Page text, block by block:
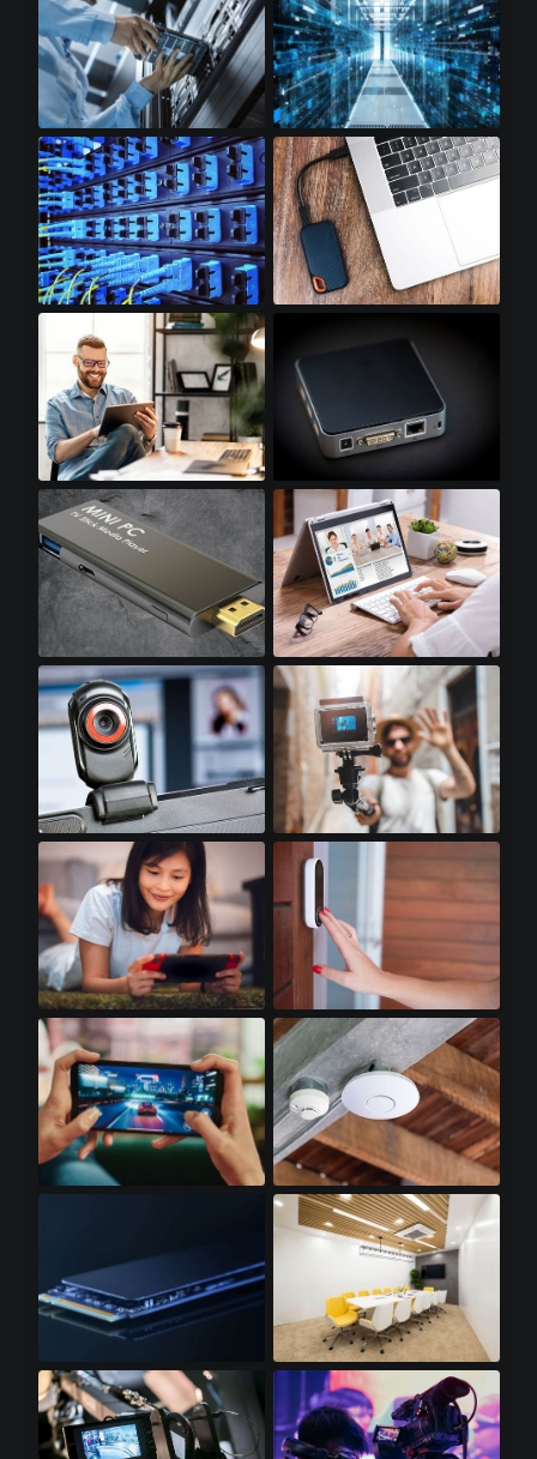
云存储​ 云计算​
平板电脑​ 迷你电脑​
迷你电脑棒​ 笔记本电脑​
网络摄像头​ 运动相机
掌上游戏机​ 门铃摄像头​
WiFI 接入点​
SSD卡​ LED照明​